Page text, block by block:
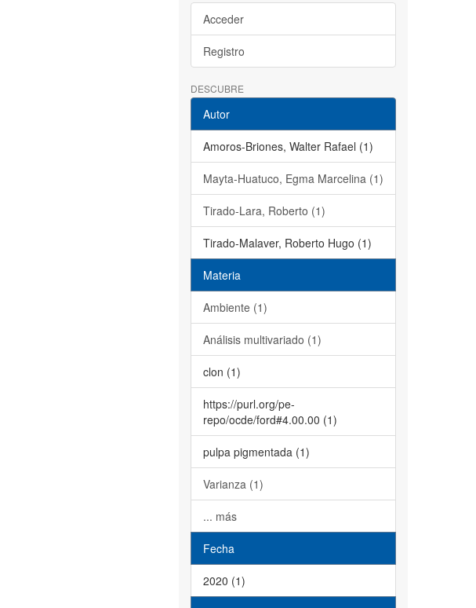
Acceder
Registro
DESCUBRE
Autor
Amoros-Briones, Walter Rafael (1)
Mayta-Huatuco, Egma Marcelina (1)
Tirado-Lara, Roberto (1)
Tirado-Malaver, Roberto Hugo (1)
Materia
Ambiente (1)
Análisis multivariado (1)
clon (1)
https://purl.org/pe-
repo/ocde/ford#4.00.00 (1)
pulpa pigmentada (1)
Varianza (1)
... más
Fecha
2020 (1)